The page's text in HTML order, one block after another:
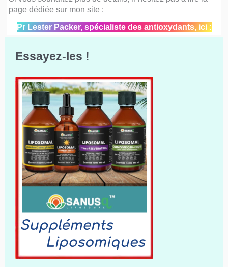
page dédiée sur mon site :
Pr Lester Packer, spécialiste des antioxydants, ici :
Essayez-les !